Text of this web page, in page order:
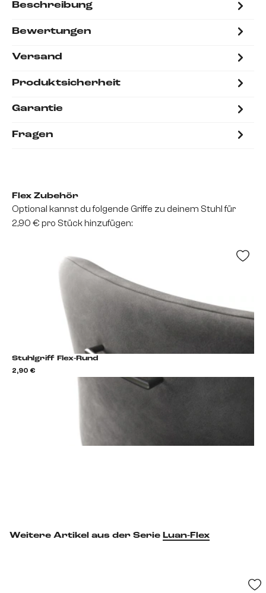
Beschreibung
Bewertungen
Versand
Produktsicherheit
Garantie
Fragen
Flex Zubehör
Optional kannst du folgende Griffe zu deinem Stuhl für
2,90 € pro Stück hinzufügen:
Stuhlgriff Flex-Rund
2,90 €
Stuhlgriff hinzufügen
Weitere Artikel aus der Serie Luan-Flex